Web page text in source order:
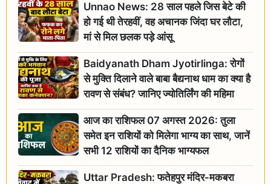
Unnao News: 28 साल पहले जिस बेटे की
हो गई थी तेरहवीं, वह अचानक जिंदा घर लौटा,
मां से मिल छलक पड़े आंसू
Baidyanath Dham Jyotirlinga: रोगों
से मुक्ति दिलाने वाले बाबा बैद्यनाथ धाम का क्या है
रावण से संबंध? जानिए ज्योतिर्लिंग की महिमा
आज का राशिफल 07 अगस्त 2026: तुला
समेत इन राशियों को मिलेगा भाग्य का साथ, जानें
सभी 12 राशियों का दैनिक भाग्यफल
Uttar Pradesh: फतेहपुर मंदिर-मकबरा